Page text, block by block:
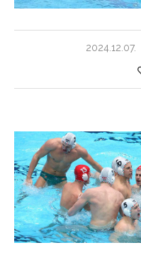
2024.12.07.